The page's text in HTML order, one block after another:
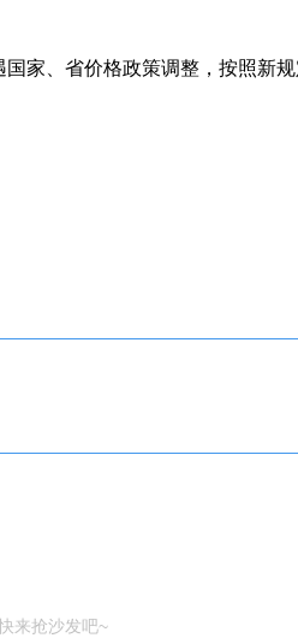
家、省价格政策调整，按照新规
来抢沙发吧~